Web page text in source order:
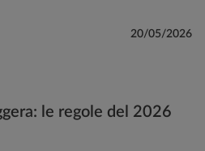
20/05/2026
le regole del 2026